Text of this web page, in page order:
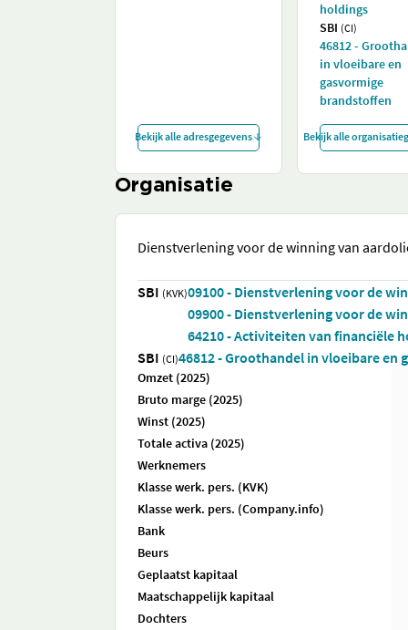
Bekijk alle adresgegevens
holdings
SBI (CI)
46812 -
in vloeibare en
gasvormige
brandstoffen
Bekijk alle
Organisatie
Dienstverlening voor de winning van
SBI (KVK)09100 - Dienstverlening voor de
09900 - Dienstverlening voor de
64210 - Activiteiten van financiële
SBI (CI)46812 - Groothandel in vloeibare en
Omzet (2025)
Bruto marge (2025)
Winst (2025)
Totale activa (2025)
Werknemers
Klasse werk. pers. (KVK)
Klasse werk. pers. (Company.info)
Bank
Beurs
Geplaatst kapitaal
Maatschappelijk kapitaal
Dochters